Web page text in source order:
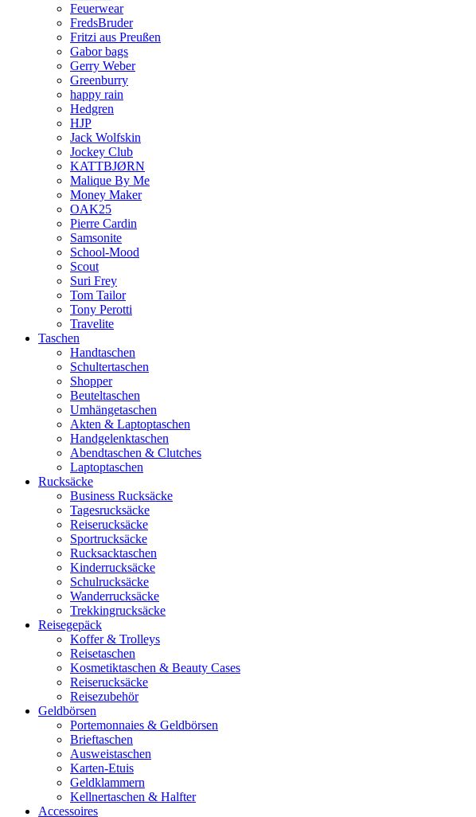
Feuerwear
FredsBruder
Fritzi aus Preußen
Gabor bags
Gerry Weber
Greenburry
happy rain
Hedgren
HJP
Jack Wolfskin
Jockey Club
KATTBJØRN
Malique By Me
Money Maker
OAK25
Pierre Cardin
Samsonite
School-Mood
Scout
Suri Frey
Tom Tailor
Tony Perotti
Travelite
Taschen
Handtaschen
Schultertaschen
Shopper
Beuteltaschen
Umhängetaschen
Akten & Laptoptaschen
Handgelenktaschen
Abendtaschen & Clutches
Laptoptaschen
Rucksäcke
Business Rucksäcke
Tagesrucksäcke
Reiserucksäcke
Sportrucksäcke
Rucksacktaschen
Kinderrucksäcke
Schulrucksäcke
Wanderrucksäcke
Trekkingrucksäcke
Reisegepäck
Koffer & Trolleys
Reisetaschen
Kosmetiktaschen & Beauty Cases
Reiserucksäcke
Reisezubehör
Geldbörsen
Portemonnaies & Geldbörsen
Brieftaschen
Ausweistaschen
Karten-Etuis
Geldklammern
Kellnertaschen & Halfter
Accessoires